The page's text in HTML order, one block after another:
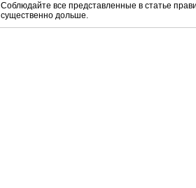
Соблюдайте все представленные в статье
существенно дольше.